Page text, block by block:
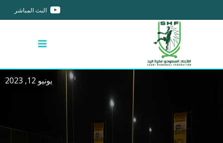
البث المباشر
يونيو 12, 2023